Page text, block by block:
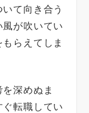
て向き合う
が吹いてい
らえてしま
深めぬま
転職してい